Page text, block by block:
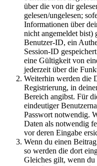
über die von dir
gelesen/ungelesen;
Informationen über
nicht angemeldet bist)
Benutzer-ID, ein
Session-ID
eine Gültigkeit von
jederzeit über die
Weiterhin werden die
Registrierung, in
Bereich angibst. Für
eindeutiger
Passwort notwendig.
Daten als notwendig
vor deren Eingabe
Wenn du einen
so werden die dort
Gleiches gilt, wenn